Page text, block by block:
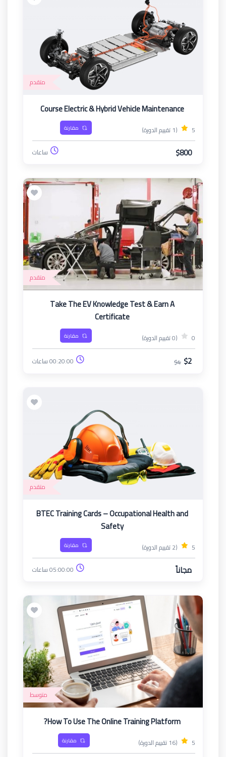
متقدم
Course Electric & Hybrid Vehicle Maintenance
5 (1 تقييم الدورة) مقارنة
$800 ساعات
متقدم
Take The EV Knowledge Test & Earn A
Certificate
0 (0 تقييم الدورة) مقارنة
$2
$4 00:20:00 ساعات
متقدم
BTEC Training Cards – Occupational Health and
Safety
5 (2 تقييم الدورة) مقارنة
مجاناً 05:00:00 ساعات
متوسط
How To Use The Online Training Platform?
5 (16 تقييم الدورة) مقارنة